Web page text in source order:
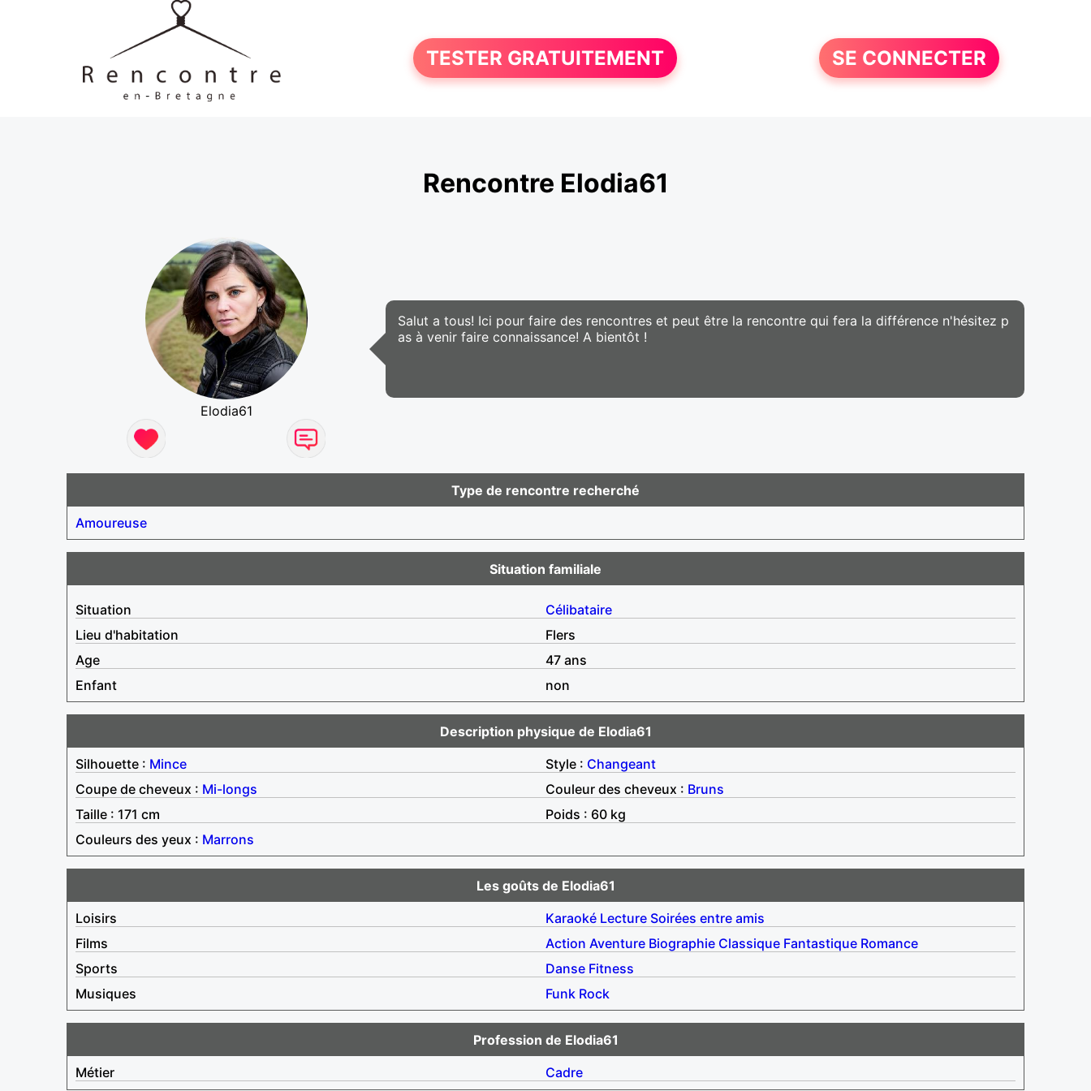
TESTER GRATUITEMENT SE CONNECTER
Rencontre Elodia61
Elodia61
Salut a tous! Ici pour faire des rencontres et peut être la rencontre qui fera la différence n'hésitez p
as à venir faire connaissance! A bientôt !
Type de rencontre recherché
Amoureuse
Situation familiale
Situation
Célibataire
Lieu d'habitation
Flers
Age
47 ans
Enfant
non
Description physique de Elodia61
Silhouette : Mince Style : Changeant
Coupe de cheveux : Mi-longs Couleur des cheveux : Bruns
Taille : 171 cm
Poids : 60 kg
Couleurs des yeux : Marrons
Les goûts de Elodia61
Loisirs
Karaoké Lecture Soirées entre amis
Films
Action Aventure Biographie Classique Fantastique Romance
Sports
Danse Fitness
Musiques
Funk Rock
Profession de Elodia61
Métier
Cadre